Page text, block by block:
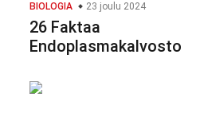
BIOLOGIA 23 joulu 2024
26 Faktaa
Endoplasmakalvosto